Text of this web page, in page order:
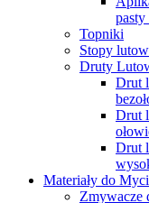
Topniki
Stopy
Druty
Drut
Drut
Drut
Materiały do
Zmywacze